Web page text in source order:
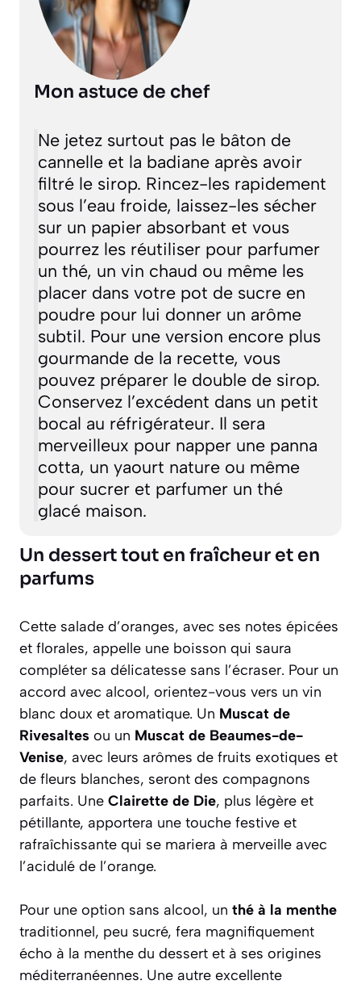
Mon astuce de chef
Ne jetez surtout pas le bâton de
cannelle et la badiane après avoir
filtré le sirop. Rincez-les rapidement
sous l’eau froide, laissez-les sécher
sur un papier absorbant et vous
pourrez les réutiliser pour parfumer
un thé, un vin chaud ou même les
placer dans votre pot de sucre en
poudre pour lui donner un arôme
subtil. Pour une version encore plus
gourmande de la recette, vous
pouvez préparer le double de sirop.
Conservez l’excédent dans un petit
bocal au réfrigérateur. Il sera
merveilleux pour napper une panna
cotta, un yaourt nature ou même
pour sucrer et parfumer un thé
glacé maison.
Un dessert tout en fraîcheur et en
parfums
Cette salade d’oranges, avec ses notes épicées
et florales, appelle une boisson qui saura
compléter sa délicatesse sans l’écraser. Pour un
accord avec alcool, orientez-vous vers un vin
blanc doux et aromatique. Un Muscat de
Rivesaltes ou un Muscat de Beaumes-de-
Venise, avec leurs arômes de fruits exotiques et
de fleurs blanches, seront des compagnons
parfaits. Une Clairette de Die, plus légère et
pétillante, apportera une touche festive et
rafraîchissante qui se mariera à merveille avec
l’acidulé de l’orange.
Pour une option sans alcool, un thé à la menthe
traditionnel, peu sucré, fera magnifiquement
écho à la menthe du dessert et à ses origines
méditerranéennes. Une autre excellente